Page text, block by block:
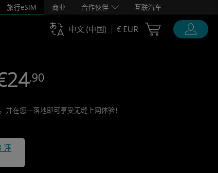
旅行eSIM 商业 合作伙伴 互联汽车
中文 (中国) € EUR Cart Ubigi
.90
在您一落地即可享受无缝上网体验！
评